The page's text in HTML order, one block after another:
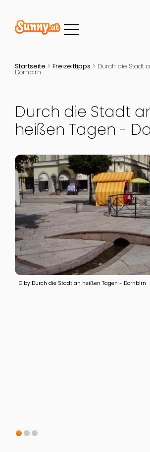
Startseite > Freizeittipps > Durch die Stadt
Dornbirn
Durch die Stadt
heißen Tagen -
© by Durch die Stadt an heißen Tagen - Dornbirn